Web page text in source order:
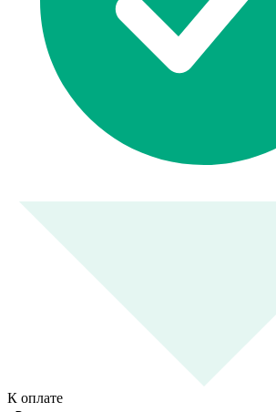
К оплате